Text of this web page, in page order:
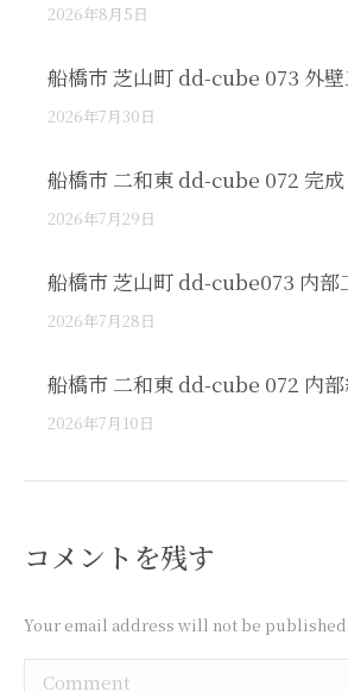
2026年8月5日
船橋市 芝山町 dd-cube 073 外
2026年7月30日
船橋市 二和東 dd-cube 072 完成
2026年7月29日
船橋市 芝山町 dd-cube073 内部
2026年7月28日
船橋市 二和東 dd-cube 072 内
2026年7月10日
コメントを残す
Your email address will not be published.
Comment